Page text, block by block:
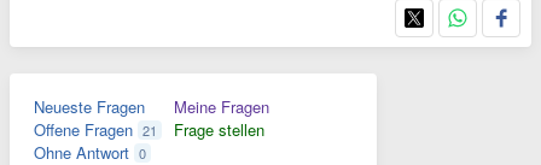
Neueste Fragen
Offene Fragen 21
Ohne Antwort 0
Meine Fragen
Frage stellen